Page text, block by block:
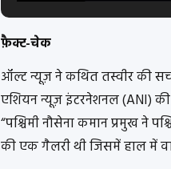
फ़ैक्ट-चेक
ऑल्ट न्यूज़ ने कथित तस्वीर की
एशियन न्यूज़ इंटरनेशनल (ANI)
“पश्चिमी नौसेना कमान प्रमुख ने
की एक गैलरी थी जिसमें हाल में